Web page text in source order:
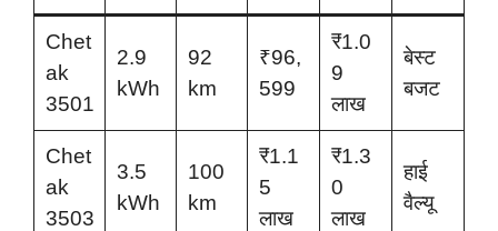
Chet
ak
3501
2.9
kWh
92
km
₹96,
599
₹1.0
9
लाख
बेस्ट
बजट
Chet
ak
3503
3.5
kWh
100
km
₹1.1
5
लाख
₹1.3
0
लाख
हाई
वैल्यू